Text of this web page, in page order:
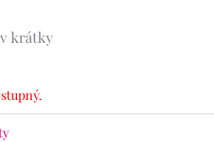
krátky